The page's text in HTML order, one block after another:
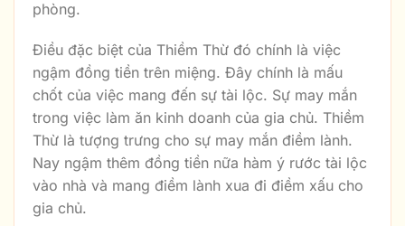
phòng.
Điều đặc biệt của Thiềm Thừ đó chính là việc
ngậm đồng tiền trên miệng. Đây chính là mấu
chốt của việc mang đến sự tài lộc. Sự may mắn
trong việc làm ăn kinh doanh của gia chủ. Thiềm
Thừ là tượng trưng cho sự may mắn điềm lành.
Nay ngậm thêm đồng tiền nữa hàm ý rước tài lộc
vào nhà và mang điềm lành xua đi điềm xấu cho
gia chủ.